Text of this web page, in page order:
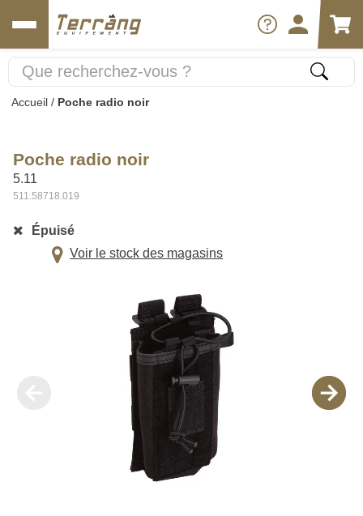
Accueil / Poche radio noir
Poche radio noir
5.11
511.58718.019
Épuisé
Voir le stock des magasins